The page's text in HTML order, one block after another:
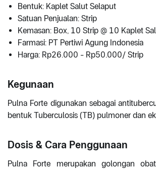
Bentuk: Kaplet Salut Selaput
Satuan Penjualan: Strip
Kemasan: Box, 10 Strip @ 10 Kaplet
Farmasi: PT Pertiwi Agung Indonesia
Harga: Rp26.000 - Rp50.000/ Strip
Kegunaan
Pulna Forte digunakan sebagai
bentuk Tuberculosis (TB) pulmoner dan
Dosis & Cara Penggunaan
Pulna Forte merupakan golongan